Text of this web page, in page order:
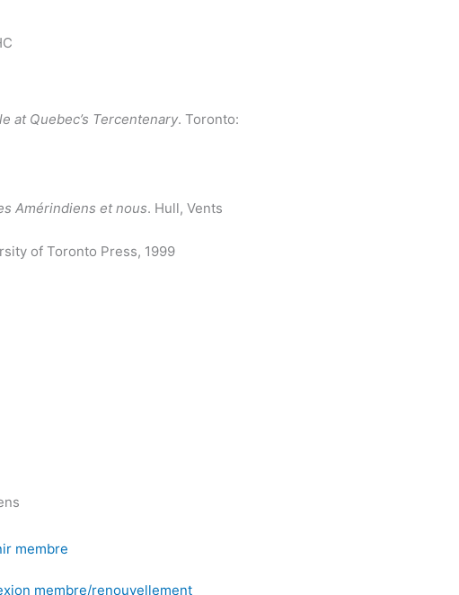
at Quebec’s Tercentenary. Toronto:
Amérindiens et nous. Hull, Vents
of Toronto Press, 1999
membre
membre/renouvellement